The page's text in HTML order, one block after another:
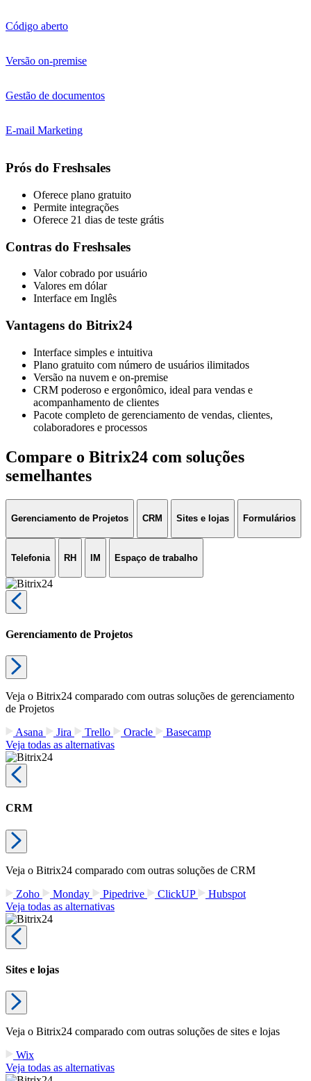
Código aberto
Versão on-premise
Gestão de documentos
E-mail Marketing
Prós do Freshsales
Oferece plano gratuito
Permite integrações
Oferece 21 dias de teste grátis
Contras do Freshsales
Valor cobrado por usuário
Valores em dólar
Interface em Inglês
Vantagens do Bitrix24
Interface simples e intuitiva
Plano gratuito com número de usuários ilimitados
Versão na nuvem e on-premise
CRM poderoso e ergonômico, ideal para vendas e
acompanhamento de clientes
Pacote completo de gerenciamento de vendas, clientes,
colaboradores e processos
Compare o Bitrix24 com soluções
semelhantes
Gerenciamento de Projetos CRM Sites e lojas Formulários
Telefonia RH IM Espaço de trabalho
Gerenciamento de Projetos
Veja o Bitrix24 comparado com outras soluções de gerenciamento
de Projetos
Asana
Jira Trello Oracle
Basecamp
Veja todas as alternativas
CRM
Veja o Bitrix24 comparado com outras soluções de CRM
Zoho
Monday Pipedrive ClickUP
Hubspot
Veja todas as alternativas
Sites e lojas
Veja o Bitrix24 comparado com outras soluções de sites e lojas
Wix
Veja todas as alternativas